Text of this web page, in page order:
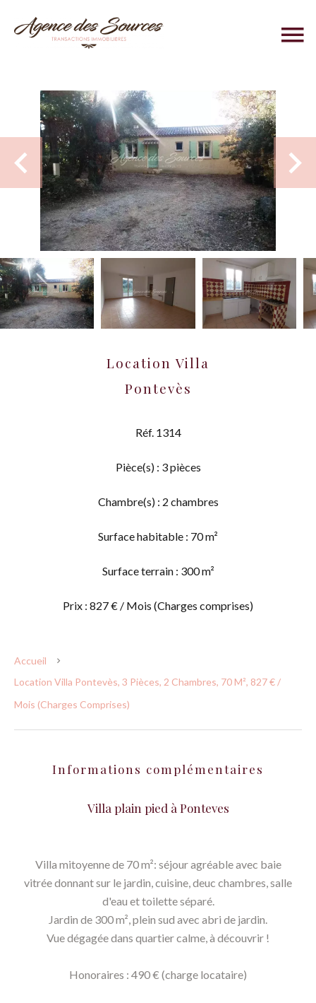
Location Villa
Pontevès
Réf. 1314
Pièce(s) : 3 pièces
Chambre(s) : 2 chambres
Surface habitable : 70 m²
Surface terrain : 300 m²
Prix : 827 € / Mois (Charges comprises)
Accueil
Location Villa Pontevès, 3 Pièces, 2 Chambres, 70 M², 827 € /
Mois (Charges Comprises)
Informations complémentaires
Villa plain pied à Ponteves
Villa mitoyenne de 70 m²: séjour agréable avec baie
vitrée donnant sur le jardin, cuisine, deuc chambres, salle
d'eau et toilette séparé.
Jardin de 300 m², plein sud avec abri de jardin.
Vue dégagée dans quartier calme, à découvrir !
Honoraires : 490 € (charge locataire)